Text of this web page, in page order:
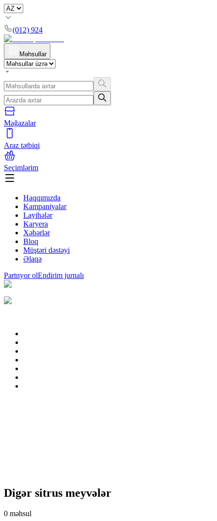
(012) 924
Məhsullar
Mağazalar
Araz tətbiqi
Seçimlərim
Haqqımızda
Kampaniyalar
Layihələr
Karyera
Xəbərlər
Bloq
Müştəri dəstəyi
Əlaqə
Partnyor olEndirim jurnalı
Digər sitrus meyvələr
0 məhsul